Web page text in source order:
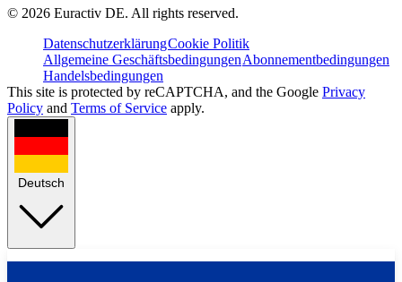
© 2026 Euractiv DE. All rights reserved.
DatenschutzerklärungCookie Politik
Allgemeine GeschäftsbedingungenAbonnementbedingungen
Handelsbedingungen
This site is protected by reCAPTCHA, and the Google Privacy
Policy and Terms of Service apply.
Deutsch